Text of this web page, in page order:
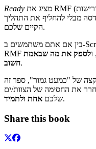
Ready
מבלי להחליף את התהליך
הקיים שלכם.
בין אם אתם משתמשים ב-Scrum, Kanban, או משהו מותאם אישית,
, ולספק את מה שבאמת
חשוב.
של "כמעט גמור", ספר זה
את החסימה של הצוות/ים
שלכם אחת ולתמיד .
Share this book